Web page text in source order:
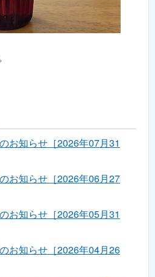
お知らせ［2026年07月31
お知らせ［2026年06月27
お知らせ［2026年05月31
お知らせ［2026年04月26